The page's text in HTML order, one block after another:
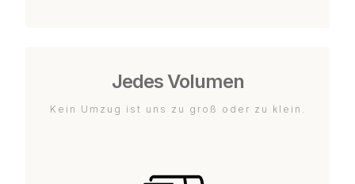
Jedes Volumen
Kein Umzug ist uns zu groß oder zu klein.